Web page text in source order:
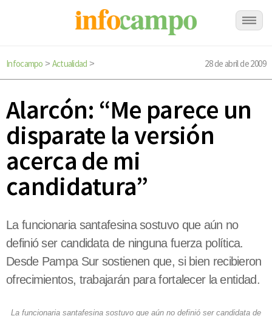
Infocampo > Actualidad > 28 de abril de 2009
Alarcón: “Me parece un
disparate la versión
acerca de mi
candidatura”
La funcionaria santafesina sostuvo que aún no
definió ser candidata de ninguna fuerza política.
Desde Pampa Sur sostienen que, si bien recibieron
ofrecimientos, trabajarán para fortalecer la entidad.
La funcionaria santafesina sostuvo que aún no definió ser candidata de